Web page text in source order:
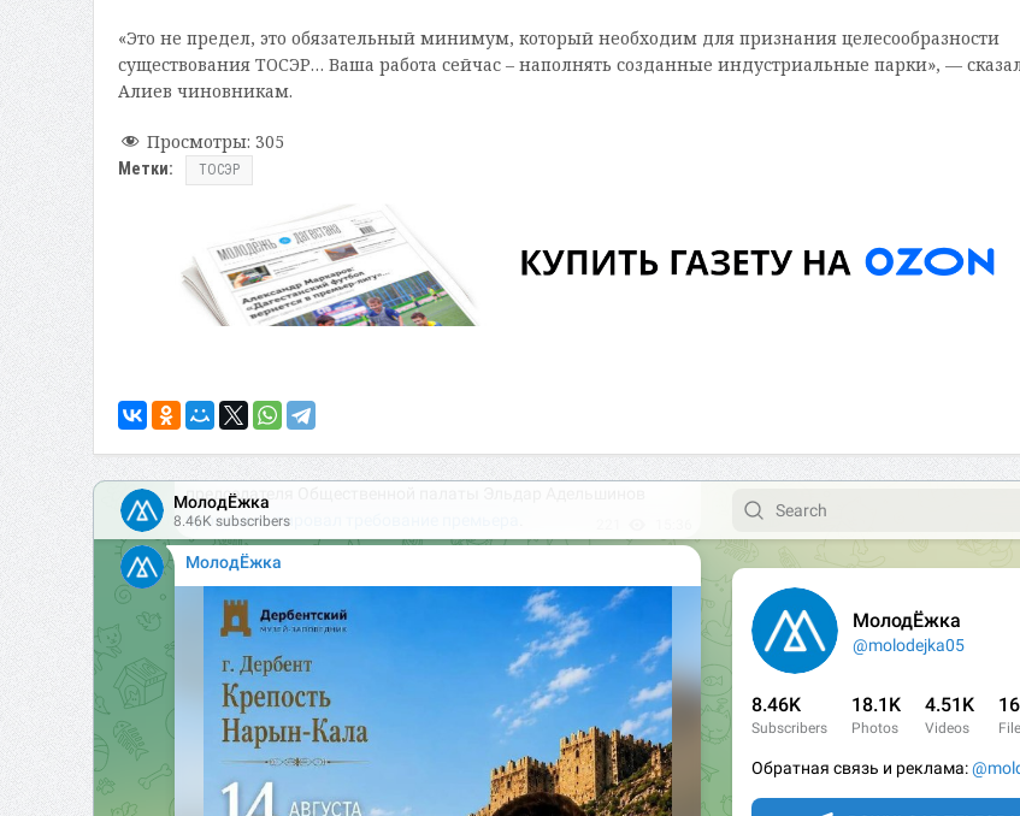
«Это не предел, это обязательный минимум, который необходим для признания целесообразности
существования ТОСЭР… Ваша работа сейчас – наполнять созданные индустриальные парки», —
Алиев чиновникам.
Просмотры: 305
Метки: ТОСЭР